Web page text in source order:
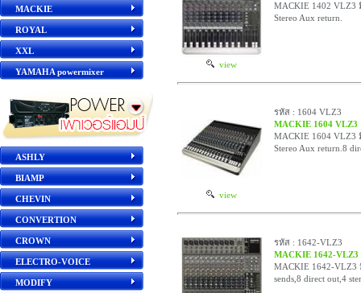
MACKIE
ROYAL
XXL
YAMAHA powermixer
ASHLY
BIAMP
CHEVIN
CONVERTION
CROWN
ELECTRO-VOICE
MODIFY
view
MACKIE 1402 VLZ3
Stereo Aux return.
view
รหัส : 1604 VLZ3
MACKIE 1604 VLZ3
MACKIE 1604 VLZ3
Stereo Aux return.8
รหัส : 1642-VLZ3
MACKIE 1642-VLZ3
MACKIE 1642-VLZ3
sends,8 direct out,4